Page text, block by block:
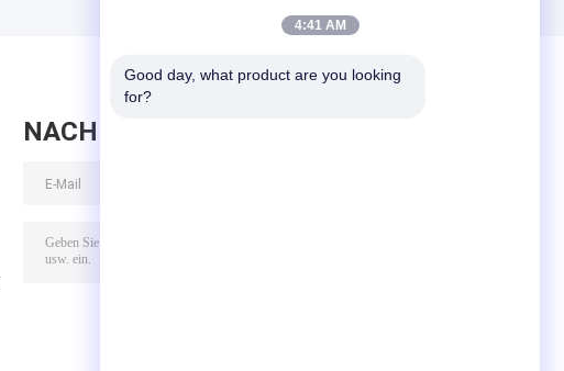
NACHRICHT HINTERLASSEN
4:41 AM
Good day, what product are you looking
for?